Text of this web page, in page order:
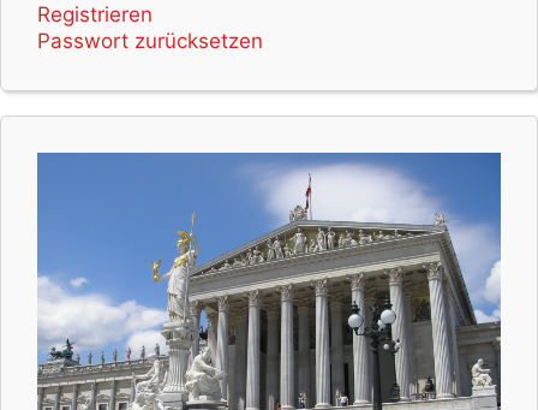
Registrieren
Passwort zurücksetzen